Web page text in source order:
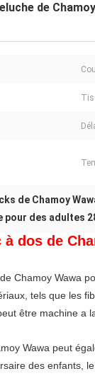
de
de Chamoy
pour des adultes
à dos de
Chamoy Wawa
tels que les
être machine a
Wawa peut
des enfants,